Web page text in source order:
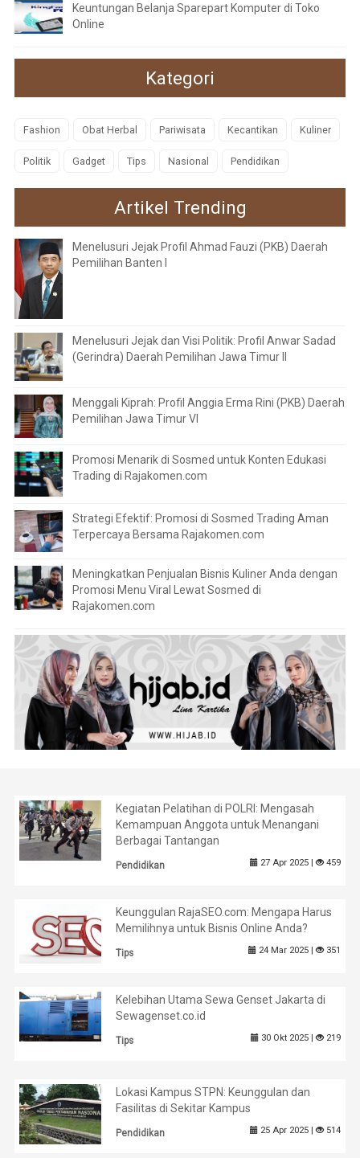
Keuntungan Belanja Sparepart Komputer di Toko
Online
Kategori
Fashion Obat Herbal Pariwisata Kecantikan Kuliner
Politik Gadget Tips Nasional Pendidikan
Artikel Trending
Menelusuri Jejak Profil Ahmad Fauzi (PKB) Daerah
Pemilihan Banten I
Menelusuri Jejak dan Visi Politik: Profil Anwar Sadad
(Gerindra) Daerah Pemilihan Jawa Timur II
Menggali Kiprah: Profil Anggia Erma Rini (PKB) Daerah
Pemilihan Jawa Timur VI
Promosi Menarik di Sosmed untuk Konten Edukasi
Trading di Rajakomen.com
Strategi Efektif: Promosi di Sosmed Trading Aman
Terpercaya Bersama Rajakomen.com
Meningkatkan Penjualan Bisnis Kuliner Anda dengan
Promosi Menu Viral Lewat Sosmed di
Rajakomen.com
Kegiatan Pelatihan di POLRI: Mengasah
Kemampuan Anggota untuk Menangani
Berbagai Tantangan
Pendidikan 27 Apr 2025 | 459
Keunggulan RajaSEO.com: Mengapa Harus
Memilihnya untuk Bisnis Online Anda?
Tips 24 Mar 2025 | 351
Kelebihan Utama Sewa Genset Jakarta di
Sewagenset.co.id
Tips 30 Okt 2025 | 219
Lokasi Kampus STPN: Keunggulan dan
Fasilitas di Sekitar Kampus
Pendidikan 25 Apr 2025 | 514